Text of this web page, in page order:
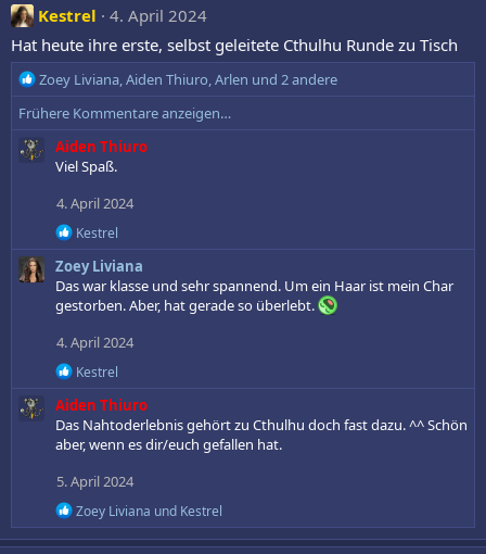
t
i
o
n
e
n
:
Kestrel
4. April 2024
Hat heute ihre erste, selbst geleitete Cthulhu Runde zu Tisch
R
e
a
k
t
n
:
Zoey Liviana,Aiden Thiuro,Arlen und 2 andere
Frühere Kommentare anzeigen…
Aiden Thiuro
Viel Spaß.
4. April 2024
R
e
a
k
t
o
n
e
n
:
Kestrel
Zoey Liviana
Das war klasse und sehr spannend. Um ein Haar ist mein Char
gestorben. Aber, hat gerade so überlebt.
4. April 2024
R
e
a
k
t
o
n
e
n
:
Kestrel
Aiden Thiuro
Das Nahtoderlebnis gehört zu Cthulhu doch fast dazu. ^^ Schön
aber, wenn es dir/euch gefallen hat.
5. April 2024
R
e
a
Zoey Liviana und Kestrel